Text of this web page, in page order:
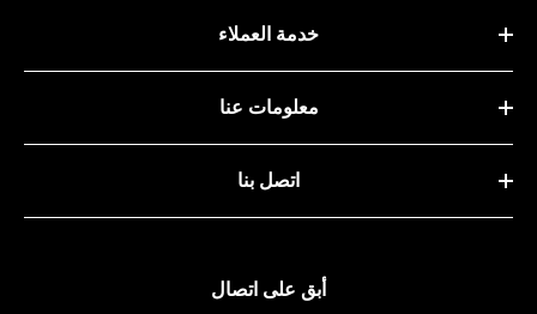
خدمة العملاء
معلومات عنا
اتصل بنا
أبق على اتصال